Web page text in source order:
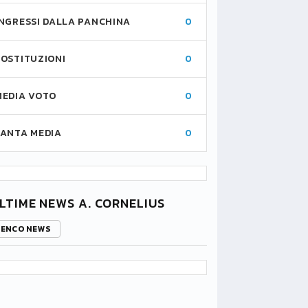
DALLA PANCHINA 0
0
VOTO 0
MEDIA 0
NEWS A. CORNELIUS
NEWS